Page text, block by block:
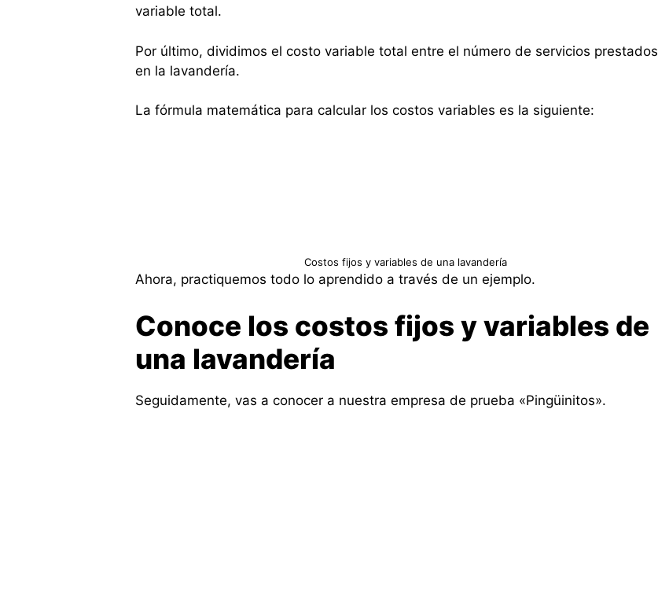
variable total.
Por último, dividimos el costo variable total entre el número de servicios prestados
en la lavandería.
La fórmula matemática para calcular los costos variables es la siguiente:
Costos fijos y variables de una lavandería
Ahora, practiquemos todo lo aprendido a través de un ejemplo.
Conoce los costos fijos y variables de
una lavandería
Seguidamente, vas a conocer a nuestra empresa de prueba «Pingüinitos».